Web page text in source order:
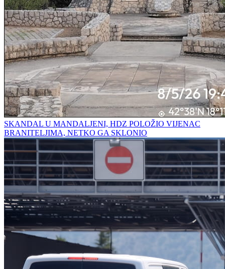
SKANDAL U MANDALJENI, HDZ POLOŽIO VIJENAC
BRANITELJIMA, NETKO GA SKLONIO